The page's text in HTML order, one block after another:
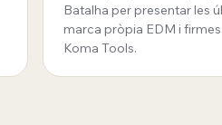
Batalha per presentar les
marca pròpia EDM i
Koma Tools.